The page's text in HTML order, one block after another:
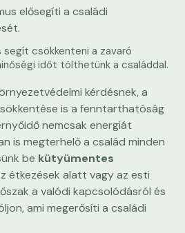
segít csökkenteni a zavaró
időt tölthetünk a családdal.
kérdésnek, a
is a fenntarthatóság
nemcsak energiát
is megterhelő a család minden
be kütyümentes
étkezések alatt vagy az esti
a valódi kapcsolódásról és
ami megerősíti a családi